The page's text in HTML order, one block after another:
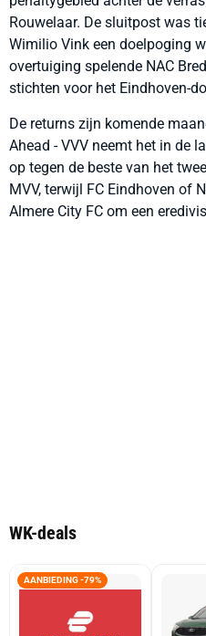
Rouwelaar. De sluitpost was
Wimilio Vink een doelpoging
overtuiging spelende NAC
stichten voor het Eindhoven-
De returns zijn komende
Ahead - VVV neemt het in de
op tegen de beste van het
MVV, terwijl FC Eindhoven of
Almere City FC om een
WK-deals
AANBIEDING -79%